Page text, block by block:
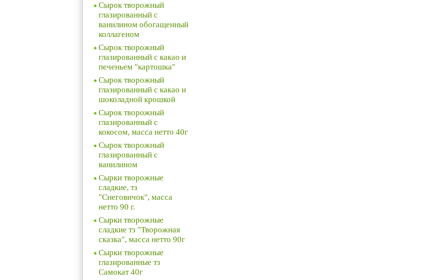
Сырок творожный
глазированный с
ванилином обогащенный
коллагеном
Сырок творожный
глазированный с какао и
печеньем "картошка"
Сырок творожный
глазированный с какао и
шоколадной крошкой
Сырок творожный
глазированный с
кокосом, масса нетто 40г
Сырок творожный
глазированный с
ванилином
Сырки творожные
сладкие, тз
"Снеговичок", масса
нетто 90 г.
Сырки творожные
сладкие тз "Творожная
сказка", масса нетто 90г
Сырки творожные
глазированные тз
Самокат 40г